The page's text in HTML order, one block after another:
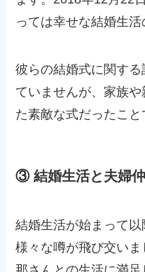
っては幸せな結婚生活
彼らの結婚式に関す
ていませんが、家族
た素敵な式だったこと
③ 結婚生活と夫婦
結婚生活が始まって
様々な噂が飛び交い